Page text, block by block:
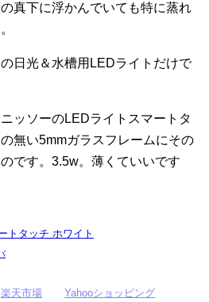
真下に浮かんでいても特に蒸れ
日光＆水槽用LEDライトだけで
ッソーのLEDライトスマートタ
無い5mmガラスフレームにその
です。3.5w。薄くていいです
トタッチ ホワイト
楽天市場 Yahooショッピング